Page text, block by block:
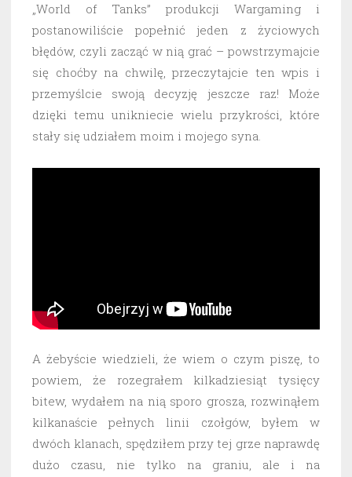
„World of Tanks” produkcji Wargaming i
postanowiliście popełnić jeden z życiowych
błędów, czyli zacząć w nią grać – powstrzymajcie
się choćby na chwilę, przeczytajcie ten wpis i
przemyślcie swoją decyzję jeszcze raz! Może
dzięki temu unikniecie wielu przykrości, które
stały się udziałem moim i mojego syna.
A żebyście wiedzieli, że wiem o czym piszę, to
powiem, że rozegrałem kilkadziesiąt tysięcy
bitew, wydałem na nią sporo grosza, rozwinąłem
kilkanaście pełnych linii czołgów, byłem w
dwóch klanach, spędziłem przy tej grze naprawdę
dużo czasu, nie tylko na graniu, ale i na